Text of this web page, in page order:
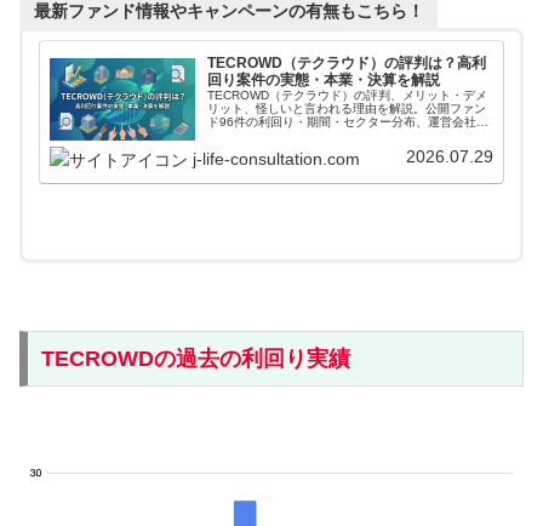
最新ファンド情報やキャンペーンの有無もこちら！
TECROWD（テクラウド）の評判は？高利
回り案件の実態・本業・決算を解説
TECROWD（テクラウド）の評判、メリット・デメ
リット、怪しいと言われる理由を解説。公開ファン
ド96件の利回り・期間・セクター分布、運営会社
件の注意点まで投資家目線で整理します。
j-life-consultation.com 2026.07.29
TECROWDの過去の利回り実績